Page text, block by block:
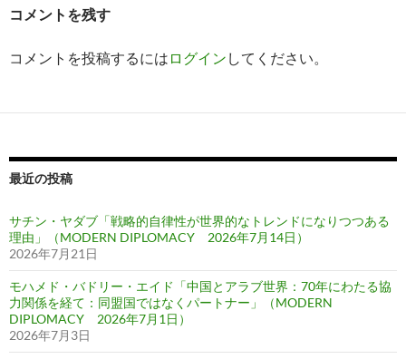
ョ
コメントを残す
コメントを投稿するには ログイン してください。
最近の投稿
サチン・ヤダブ「戦略的自律性が世界的なトレンドになりつつある
理由」（MODERN DIPLOMACY 2026年7月14日）
2026年7月21日
モハメド・バドリー・エイド「中国とアラブ世界：70年にわたる協
力関係を経て：同盟国ではなくパートナー」（MODERN
DIPLOMACY 2026年7月1日）
2026年7月3日